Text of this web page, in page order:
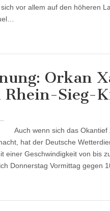
vor allem auf den höheren
Orkan
Rhein-Sieg-
Auch wenn sich das Okantief
hat der Deutsche
einer Geschwindigkeit von bis
Donnerstag Vormittag gegen